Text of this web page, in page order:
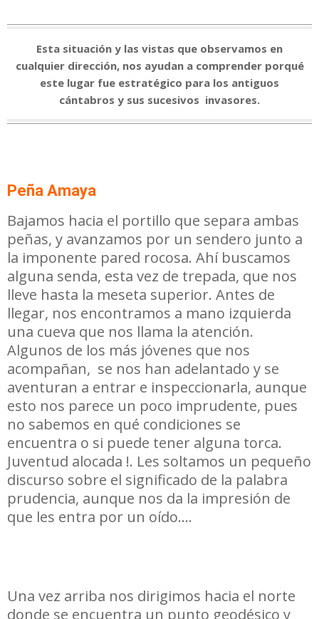
Esta situación y las vistas que observamos en
cualquier dirección, nos ayudan a comprender porqué
este lugar fue estratégico para los antiguos
cántabros y sus sucesivos invasores.
Peña Amaya
Bajamos hacia el portillo que separa ambas
peñas, y avanzamos por un sendero junto a
la imponente pared rocosa. Ahí buscamos
alguna senda, esta vez de trepada, que nos
lleve hasta la meseta superior. Antes de
llegar, nos encontramos a mano izquierda
una cueva que nos llama la atención.
Algunos de los más jóvenes que nos
acompañan, se nos han adelantado y se
aventuran a entrar e inspeccionarla, aunque
esto nos parece un poco imprudente, pues
no sabemos en qué condiciones se
encuentra o si puede tener alguna torca.
Juventud alocada !. Les soltamos un pequeño
discurso sobre el significado de la palabra
prudencia, aunque nos da la impresión de
que les entra por un oído….
Una vez arriba nos dirigimos hacia el norte
donde se encuentra un punto geodésico y